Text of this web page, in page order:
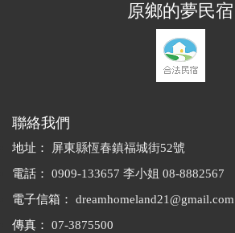
的小吃和簡單的兒童遊戲攤原鄉的夢民宿
聯絡我們
地址：
屏東縣恆春鎮福城街52號
電話：
0909-133657 李小姐 08-8882567
電子信箱：
dreamhomeland21@gmail.com
傳真：
07-3875500